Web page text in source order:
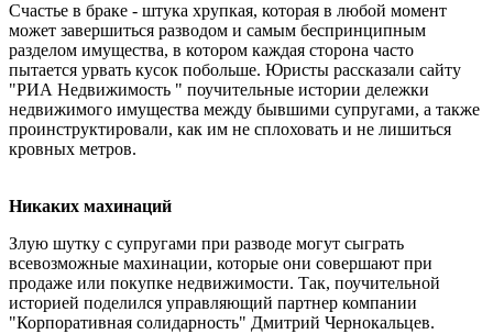
Счастье в браке - штука хрупкая, которая в любой момент
может завершиться разводом и самым беспринципным
разделом имущества, в котором каждая сторона часто
пытается урвать кусок побольше. Юристы рассказали сайту
"РИА Недвижимость " поучительные истории дележки
недвижимого имущества между бывшими супругами, а также
проинструктировали, как им не сплоховать и не лишиться
кровных метров.
Никаких махинаций
Злую шутку с супругами при разводе могут сыграть
всевозможные махинации, которые они совершают при
продаже или покупке недвижимости. Так, поучительной
историей поделился управляющий партнер компании
"Корпоративная солидарность" Дмитрий Чернокальцев.